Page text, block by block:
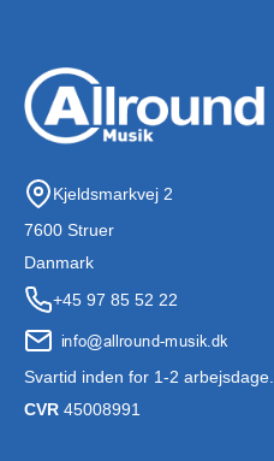
Kjeldsmarkvej 2
7600 Struer
Danmark
+45 97 85 52 22
Svartid inden for 1-2 arbejsdage.
CVR 45008991